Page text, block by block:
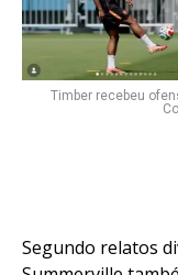
Timber recebeu
Segundo relatos